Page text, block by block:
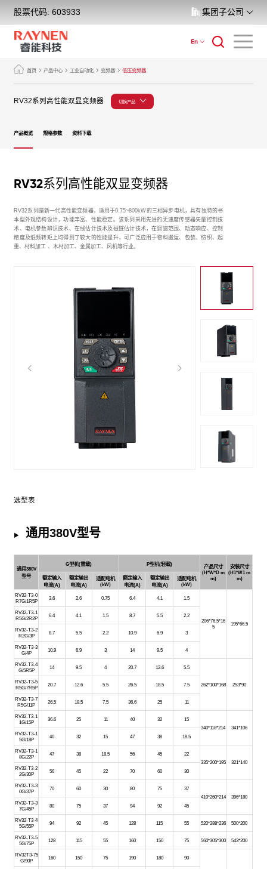
股票代码: 603933 集团子公司
En
首页 产品中心 工业自动化 变频器 低压变频器
RV32系列高性能双显变频器 切换产品
产品概览 规格参数 资料下载
RV32系列高性能双显变频器
RV32系列是新一代高性能变频器，适用于0.75~800kW的三相异步电机，具有独特的书
本型外观结构设计，功能丰富、性能稳定。该系列采用先进的无速度传感器矢量控制技
术、电机参数辨识技术、在线估计技术及磁链估计技术，在调速范围、动态响应、控制
精度及低频转矩上均得到了较大的性能提升，可广泛应用于物料搬运、包装、纺织、起
重、材料加工 、木材加工、金属加工、风机等行业。
选型表
▶ 通用380V型号
通用380V
型号
G型机(重载) P型机(轻载)
产品尺寸
(H*W*D m
m)
安装尺寸
(H1*W1 m
m)
额定输入
电流(A)
额定输出
电流(A)
适配电机
(kW)
额定输入
电流(A)
额定输出
电流(A)
适配电机
(kW)
RV32-T3-0
R7G/1R5P
3.6 2.6 0.75 6.4 4.1 1.5
206*76.5*16
5
195*66.5
RV32-T3-1
R5G/2R2P
6.4 4.1 1.5 8.7 5.5 2.2
RV32-T3-2
R2G/3P
8.7 5.5 2.2 10.9 6.9 3
RV32-T3-3
G/4P
10.9 6.9 3 14 9.5 4
RV32-T3-4
G/5R5P
14 9.5 4 20.7 12.6 5.5
262*100*168 253*90
RV32-T3-5
R5G/7R5P
20.7 12.6 5.5 26.5 18.5 7.5
RV32-T3-7
R5G/11P
26.5 18.5 7.5 36.6 25 11
RV32-T3-1
1G/15P
36.6 25 11 40 32
15
340*118*214
341*106
RV32-T3-1
5G/18P
40 32 15 47 38 18.5
RV32-T3-1
8G/22P
47 38 18.5 56 45
22
335*200*195
321*140
RV32-T3-2
2G/30P
56 45 22 70 60 30
RV32-T3-3
0G/37P
70 60 30 80 75
37
410*260*214
396*180
RV32-T3-3
7G/45P
80 75 37 94 92 45
RV32-T3-4
5G/55P
94 92 45 128 115 55 520*288*236 500*200
RV32-T3-5
5G/75P
128 115 55 160 150 75 560*305*300 543*200
RV32T3-75
G/90P
160 150 75 190 180 90